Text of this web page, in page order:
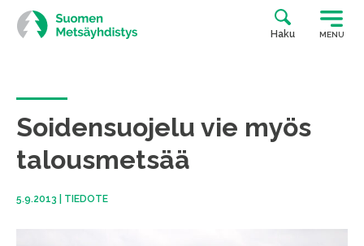
Siirry
suoraan
sisältöön
Haku MENU
Soidensuojelu vie myös
talousmetsää
5.9.2013 TIEDOTE